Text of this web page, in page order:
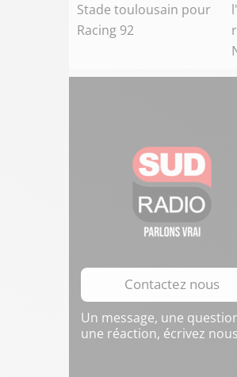
Stade toulousain pour
Racing 92
Contactez nous
Un message, une
une réaction, écrivez